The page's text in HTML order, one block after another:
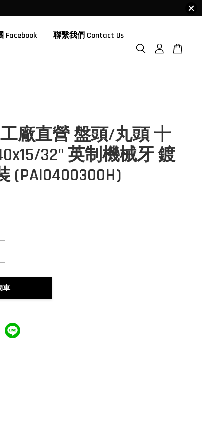
Facebook 聯繫我們 Contact Us
工廠直營 盤頭/丸頭 十
32" 英制機械牙 鍍
(PAI0400300H)
車